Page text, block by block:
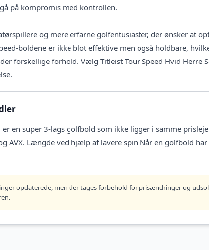
på kompromis med kontrollen.
og mere erfarne golfentusiaster, der ønsker at
boldene er ikke blot effektive men også holdbare,
forskellige forhold. Vælg Titleist Tour Speed Hvid Herre
en super 3-lags golfbold som ikke ligger i samme
AVX. Længde ved hjælp af lavere spin Når en golfbold
opdaterede, men der tages forbehold for prisændringer og